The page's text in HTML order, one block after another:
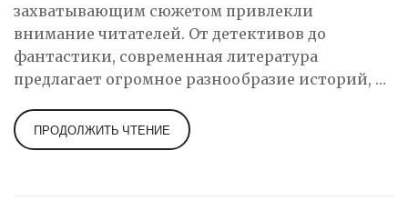
захватывающим сюжетом привлекли
внимание читателей. От детективов до
фантастики, современная литература
предлагает огромное разнообразие историй, от
стоит обратить внимание на произведения,
которые не только увлекают, но и заставляют
ПРОДОЛЖИТЬ ЧТЕНИЕ